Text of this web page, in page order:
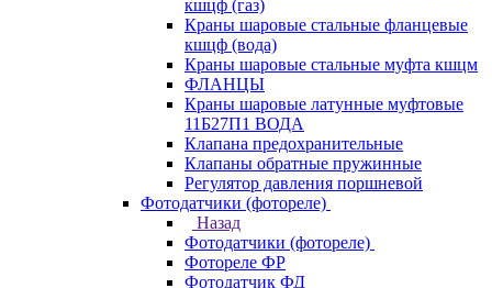
кшцф (газ)
Краны шаровые стальные фланцевые
кшцф (вода)
Краны шаровые стальные муфта кшцм
ФЛАНЦЫ
Краны шаровые латунные муфтовые
11Б27П1 ВОДА
Клапана предохранительные
Клапаны обратные пружинные
Регулятор давления поршневой
Фотодатчики (фотореле)
Назад
Фотодатчики (фотореле)
Фотореле ФР
Фотодатчик ФД